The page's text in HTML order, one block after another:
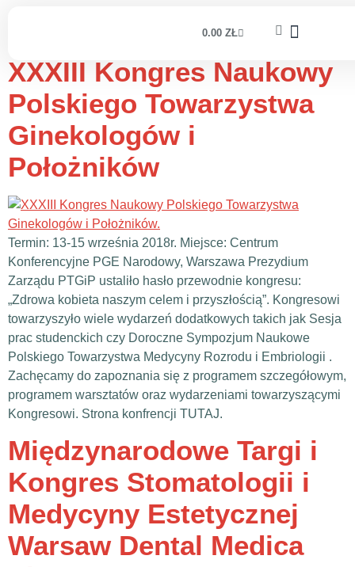
0.00 ZŁ
2018-09-15
XXXIII Kongres Naukowy
Polskiego Towarzystwa
Ginekologów i
Położników
Termin: 13-15 września 2018r. Miejsce: Centrum
Konferencyjne PGE Narodowy, Warszawa Prezydium
Zarządu PTGiP ustaliło hasło przewodnie kongresu:
„Zdrowa kobieta naszym celem i przyszłością”. Kongresowi
towarzyszyło wiele wydarzeń dodatkowych takich jak Sesja
prac studenckich czy Doroczne Sympozjum Naukowe
Polskiego Towarzystwa Medycyny Rozrodu i Embriologii .
Zachęcamy do zapoznania się z programem szczegółowym,
programem warsztatów oraz wydarzeniami towarzyszącymi
Kongresowi. Strona konfrencji TUTAJ.
Międzynarodowe Targi i
Kongres Stomatologii i
Medycyny Estetycznej
Warsaw Dental Medica